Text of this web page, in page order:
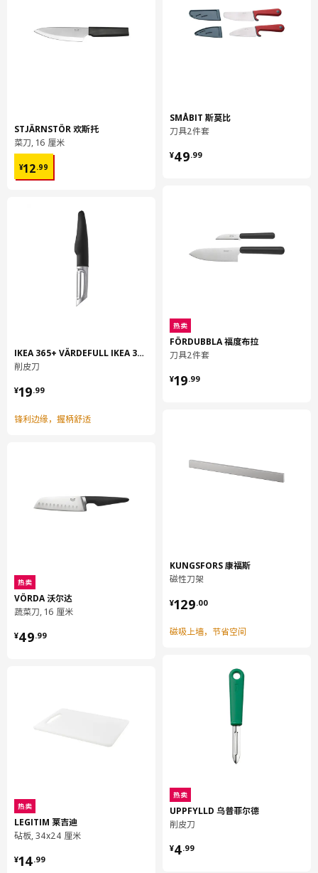
用，加工成为新的耐磨产品，同时自身特性完全不受影响。
STJÄRNSTÖR 欢斯托
菜刀, 16 厘米
¥12.99
¥ 12.99
IKEA 365+ VÄRDEFULL IKEA 365+ 瓦福
削皮刀
¥19.99
¥ 19.99
锋利边缘，握柄舒适
热卖
VÖRDA 沃尔达
蔬菜刀, 16 厘米
¥49.99
¥ 49.99
热卖
LEGITIM 莱吉迪
砧板, 34x24 厘米
¥14.99
¥ 14.99
SMÅBIT 斯莫比
刀具2件套
¥49.99
¥ 49.99
热卖
FÖRDUBBLA 福度布拉
刀具2件套
¥19.99
¥ 19.99
KUNGSFORS 康福斯
磁性刀架
¥129.00
¥ 129.00
磁吸上墙，节省空间
热卖
UPPFYLLD 乌普菲尔德
削皮刀
¥4.99
¥ 4.99